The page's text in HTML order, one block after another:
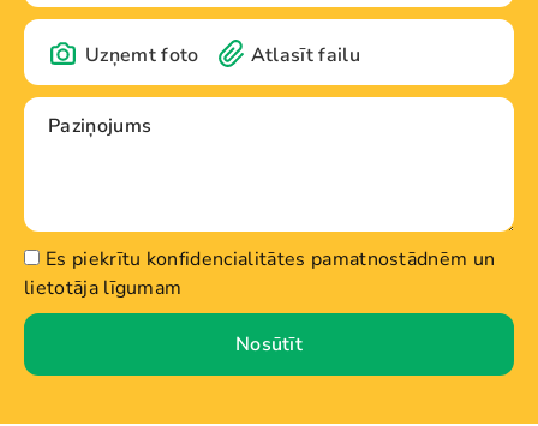
Uzņemt foto Atlasīt failu
Es piekrītu konfidencialitātes pamatnostādnēm un
lietotāja līgumam
Nosūtīt